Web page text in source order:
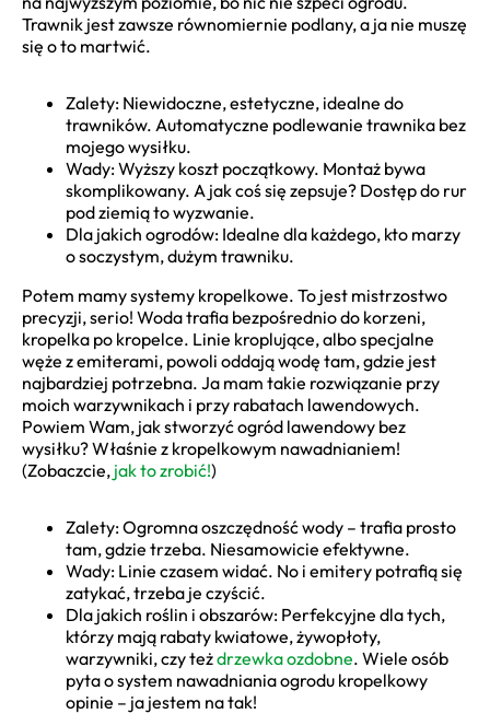
Trawnik jest zawsze równomiernie podlany, a ja nie muszę
się o to martwić.
Zalety: Niewidoczne, estetyczne, idealne do
trawników. Automatyczne podlewanie trawnika bez
mojego wysiłku.
Wady: Wyższy koszt początkowy. Montaż bywa
skomplikowany. A jak coś się zepsuje? Dostęp do rur
pod ziemią to wyzwanie.
Dla jakich ogrodów: Idealne dla każdego, kto marzy
o soczystym, dużym trawniku.
Potem mamy systemy kropelkowe. To jest mistrzostwo
precyzji, serio! Woda trafia bezpośrednio do korzeni,
kropelka po kropelce. Linie kroplujące, albo specjalne
węże z emiterami, powoli oddają wodę tam, gdzie jest
najbardziej potrzebna. Ja mam takie rozwiązanie przy
moich warzywnikach i przy rabatach lawendowych.
Powiem Wam, jak stworzyć ogród lawendowy bez
wysiłku? Właśnie z kropelkowym nawadnianiem!
(Zobaczcie, jak to zrobić!)
Zalety: Ogromna oszczędność wody – trafia prosto
tam, gdzie trzeba. Niesamowicie efektywne.
Wady: Linie czasem widać. No i emitery potrafią się
zatykać, trzeba je czyścić.
Dla jakich roślin i obszarów: Perfekcyjne dla tych,
którzy mają rabaty kwiatowe, żywopłoty,
warzywniki, czy teżdrzewka ozdobne. Wiele osób
pyta o system nawadniania ogrodu kropelkowy
opinie – ja jestem na tak!